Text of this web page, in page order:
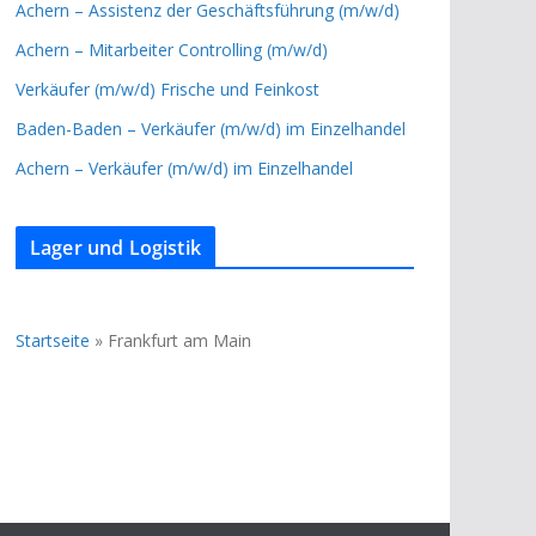
Achern – Assistenz der Geschäftsführung (m/w/d)
Achern – Mitarbeiter Controlling (m/w/d)
Verkäufer (m/w/d) Frische und Feinkost
Baden-Baden – Verkäufer (m/w/d) im Einzelhandel
Achern – Verkäufer (m/w/d) im Einzelhandel
Lager und Logistik
Startseite » Frankfurt am Main